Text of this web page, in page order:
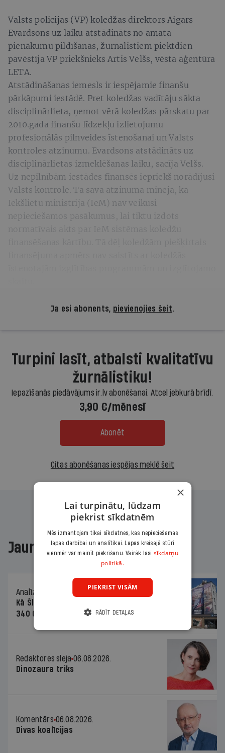
Valsts policijas (VP) koledžas direktors Aigars
Evardsons uz laiku atstādināts no amata
pienākumu pildīšanas, žurnālistiem piektdien
pavēstīja VP priekšnieks Artis Velšs, vēsta aģentūra
LETA.
Atstādināšanas iemesls ir iespējamie finanšu
pārkāpumi iestādē. Pret koledžas vadītāju sākta
disciplinārlieta, ņemot vērā koledžas pārskatu par
2010.gada finanšu līdzekļu izlietojumu
profesionālās pilnveides īstenošanai un Valsts
kontroles atzinumu. Evardsons atstādināts uz
disciplinārlietas izmeklēšanas laiku, sacīja Velšs.
Uz nepilnībām iestādes finansēs iepriekš norādījusi
Valsts kontrole. Tā savā atzinumā minēja, ka
Iekšlietu ministrija (IeM) nav veikusi
nepieciešamos pasākumus, lai tiktu izdots
normatīvais akts par IeM sistēmas koledžu
Ja esi abonents, pievienojies šeit.
Turpini lasīt, atbalsti kvalitatīvu
žurnālistiku!
Iepazīšanās piedāvājums ir.lv abonēšanai. Atcel jebkurā brīdī.
3,90 €/mēnesī
Abonēt
Citas abonēšanas iespējas meklē šeit
Jaunākajā žurnālā
Analīze
06.08.2026.
Kā Šlesera partija palika nesodīta par
340 000 vērtu reklāmas kampaņu
Redaktores sleja 06.08.2026.
Dinozaura triks
Komentārs 06.08.2026.
Divas koalīcijas
×
Lai turpinātu, lūdzam
piekrist sīkdatnēm
Mēs izmantojam tikai sīkdatnes, kas nepieciešamas
lapas darbībai un analītikai. Lapas kreisajā stūrī
vienmēr var mainīt piekrišanu. Vairāk lasi sīkdatņu
politikā.
PIEKRIST VISĀM
RĀDĪT DETAĻAS